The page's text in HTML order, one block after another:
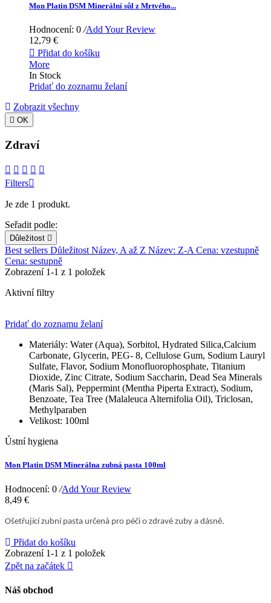
Mon Platin DSM Minerální sůl z Mrtvého...
Hodnocení: 0 /Add Your Review
12,79 €
 Přidat do košíku
More
In Stock
Pridať do zoznamu želaní
Zobrazit všechny
 OK
Zdraví
    
Filters
Je zde 1 produkt.
Seřadit podle:
Důležitost 
Best sellers Důležitost Název, A až Z Název: Z-A Cena: vzestupně
Cena: sestupně
Zobrazení 1-1 z 1 položek
Aktivní filtry
Pridať do zoznamu želaní
Materiály: Water (Aqua), Sorbitol, Hydrated Silica,Calcium
Carbonate, Glycerin, PEG- 8, Cellulose Gum, Sodium Lauryl
Sulfate, Flavor, Sodium Monofluorophosphate, Titanium
Dioxide, Zinc Citrate, Sodium Saccharin, Dead Sea Minerals
(Maris Sal), Peppermint (Mentha Piperta Extract), Sodium,
Benzoate, Tea Tree (Malaleuca Alternifolia Oil), Triclosan,
Methylparaben
Velikost: 100ml
Ústní hygiena
Mon Platin DSM Minerálna zubná pasta 100ml
Hodnocení: 0 /Add Your Review
8,49 €
Ošetřující zubní pasta určená pro péči o zdravé zuby a dásně.
Přidat do košíku
Zobrazení 1-1 z 1 položek
Zpět na začátek 
Náš obchod